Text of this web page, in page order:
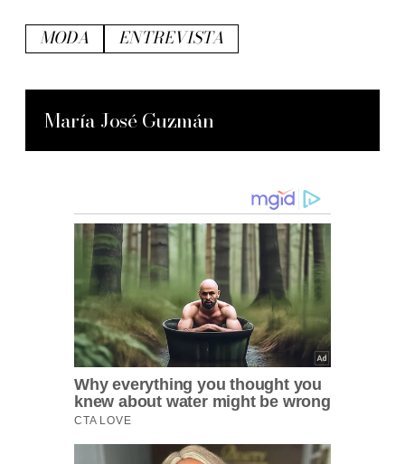
MODA ENTREVISTA
María José Guzmán